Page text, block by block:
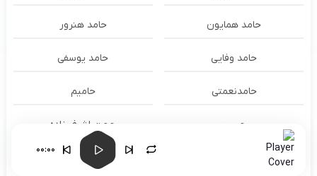
حامد همایون حامد هنرور
حامد وفایی حامد یوسفی
حامدنعمتی حامیم
حبیب حجت اشرف زاده
حزه
00:00